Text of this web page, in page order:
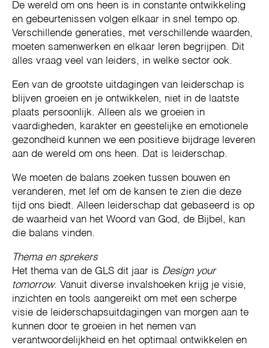
De wereld om ons heen is in constante ontwikkeling
en gebeurtenissen volgen elkaar in snel tempo op.
Verschillende generaties, met verschillende waarden,
moeten samenwerken en elkaar leren begrijpen. Dit
alles vraag veel van leiders, in welke sector ook.
Een van de grootste uitdagingen van leiderschap is
blijven groeien en je ontwikkelen, niet in de laatste
plaats persoonlijk. Alleen als we groeien in
vaardigheden, karakter en geestelijke en emotionele
gezondheid kunnen we een positieve bijdrage leveren
aan de wereld om ons heen. Dat is leiderschap.
We moeten de balans zoeken tussen bouwen en
veranderen, met lef om de kansen te zien die deze
tijd ons biedt. Alleen leiderschap dat gebaseerd is op
de waarheid van het Woord van God, de Bijbel, kan
die balans vinden.
Thema en sprekers
Het thema van de GLS dit jaar is Design your
tomorrow. Vanuit diverse invalshoeken krijg je visie,
inzichten en tools aangereikt om met een scherpe
visie de leiderschapsuitdagingen van morgen aan te
kunnen door te groeien in het nemen van
verantwoordelijkheid en het optimaal ontwikkelen en